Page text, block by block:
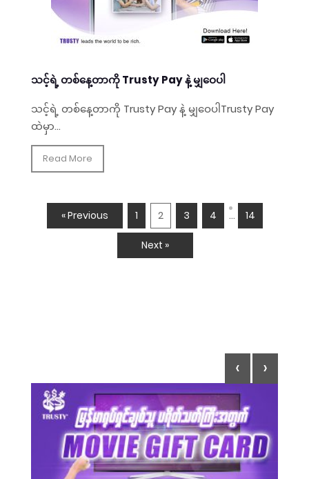
သင့်ရဲ့ တစ်နေ့တာကို Trusty Pay နဲ့ မျှဝေပါ
သင့်ရဲ့ တစ်နေ့တာကို Trusty Pay နဲ့ မျှဝေပါTrusty Pay
ထဲမှာ...
Read More
« Previous 1 2 3 4 … 14
Next »
‹ ›